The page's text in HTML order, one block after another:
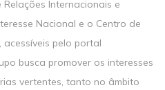
Internacionais e
Nacional e o Centro de
pelo portal
busca promover os interesses
vertentes, tanto no âmbito